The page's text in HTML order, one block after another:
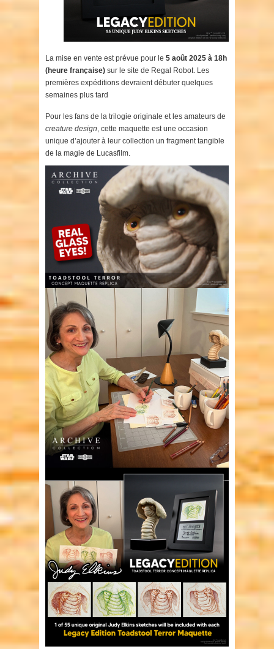
La mise en vente est prévue pour le 5 août 2025 à 18h
(heure française) sur le site de Regal Robot. Les
premières expéditions devraient débuter quelques
semaines plus tard
Pour les fans de la trilogie originale et les amateurs de
creature design, cette maquette est une occasion
unique d’ajouter à leur collection un fragment tangible
de la magie de Lucasfilm.